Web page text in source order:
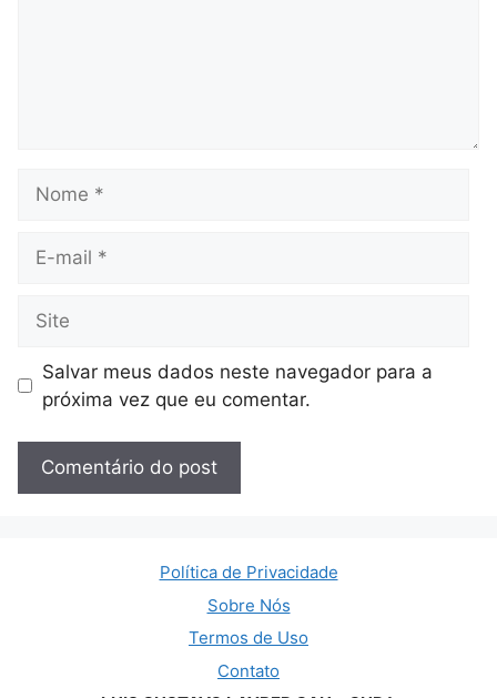
mail
Salvar meus dados neste navegador para a
próxima vez que eu comentar.
Política de Privacidade
Sobre Nós
Termos de Uso
Contato